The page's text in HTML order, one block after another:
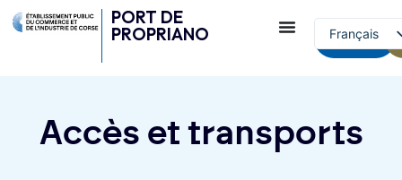
PORT DE
PROPRIANO
Français
English (UK)
contact
Accès et transports